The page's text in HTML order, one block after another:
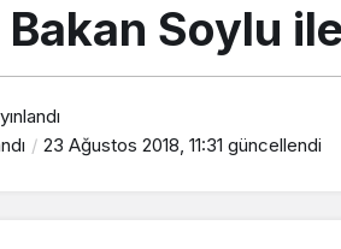
Bakan Soylu
23 Ağustos 2018, 11:31 güncellendi